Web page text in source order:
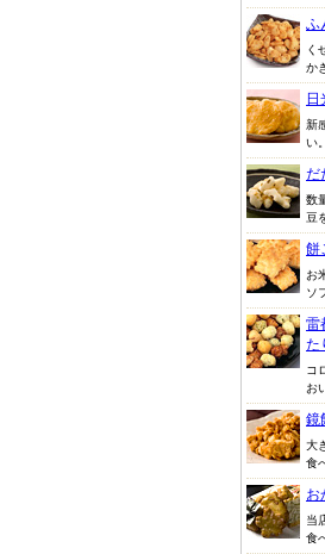
ふ
く
か
日
新
い
だ
数
豆
餅
お
ソ
雷
た
コ
お
鏡
大
食
お
当
食